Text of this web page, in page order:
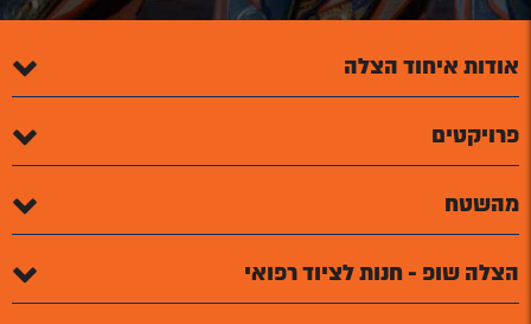
אודות איחוד הצלה
פרויקטים
מהשטח
הצלה שופ - חנות לציוד רפואי